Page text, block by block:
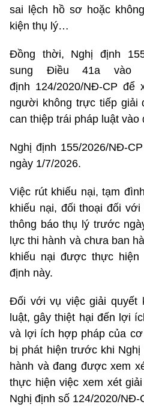
sai lệch hồ sơ hoặc
kiện thụ lý…
Đồng thời, Nghị định
sung Điều 41a vào
định 124/2020/NĐ-CP để
người không trực tiếp giải
can thiệp trái pháp luật vào
Nghị định 155/2026/NĐ-
ngày 1/7/2026.
Việc rút khiếu nại, tạm
khiếu nại, đối thoại đối
thông báo thụ lý trước
lực thi hành và chưa ban
khiếu nại được thực
định này.
Đối với vụ việc giải quyết
luật, gây thiệt hại đến lợi
và lợi ích hợp pháp của
bị phát hiện trước khi
hành và đang được xem
thực hiện việc xem xét
Nghị định số 124/2020/NĐ-